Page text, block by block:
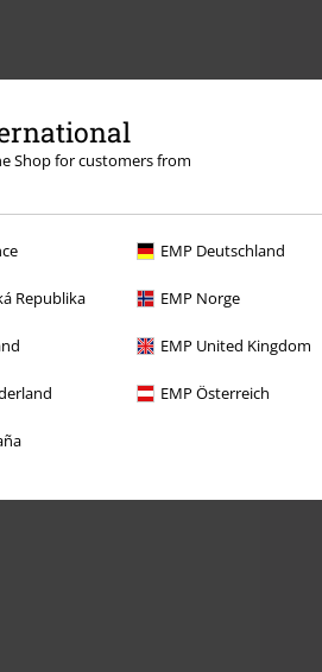
Shop for customers from
EMP Deutschland
Republika EMP Norge
EMP United Kingdom
EMP Österreich